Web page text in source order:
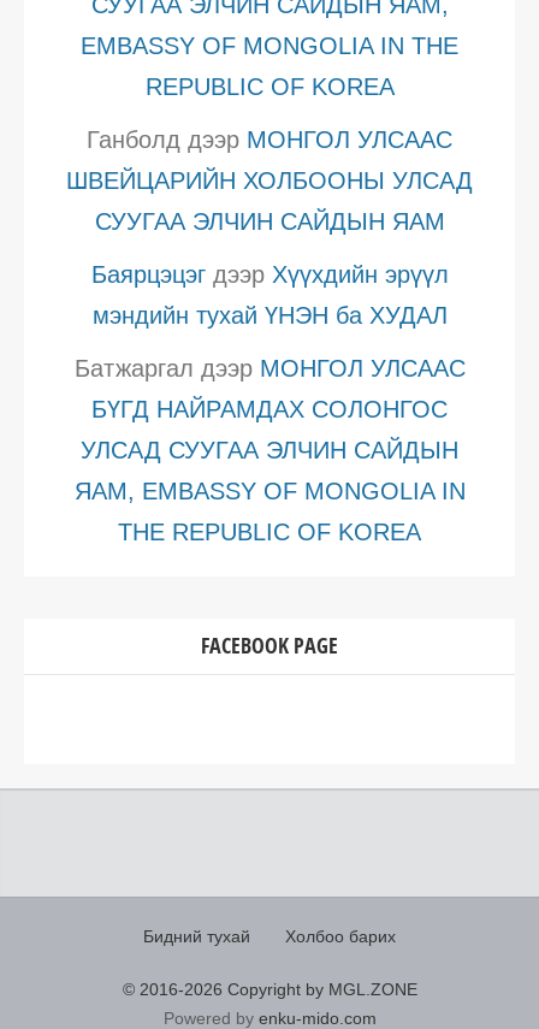
EMBASSY OF MONGOLIA IN THE
REPUBLIC OF KOREA
Ганболд дээр МОНГОЛ УЛСААС
ШВЕЙЦАРИЙН ХОЛБООНЫ УЛСАД
СУУГАА ЭЛЧИН САЙДЫН ЯАМ
Баярцэцэгдээр Хүүхдийн эрүүл
мэндийн тухай ҮНЭН ба ХУДАЛ
Батжаргал дээр МОНГОЛ УЛСААС
БҮГД НАЙРАМДАХ СОЛОНГОС
УЛСАД СУУГАА ЭЛЧИН САЙДЫН
ЯАМ, EMBASSY OF MONGOLIA IN
THE REPUBLIC OF KOREA
FACEBOOK PAGE
Бидний тухай Холбоо барих
© 2016-2026 Copyright by MGL.ZONE
Powered by enku-mido.com